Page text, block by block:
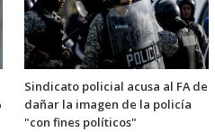
Sindicato policial acusa al FA de
dañar la imagen de la policía
"con fines políticos"